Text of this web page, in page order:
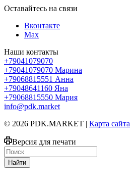
Оставайтесь на связи
Вконтакте
Max
Наши контакты
+79041079070
+79041079070 Марина
+79068815551 Анна
+79048641160 Яна
+79068815550 Мария
info@pdk.market
© 2026 PDK.MARKET | Карта сайта
Версия для печати
Найти